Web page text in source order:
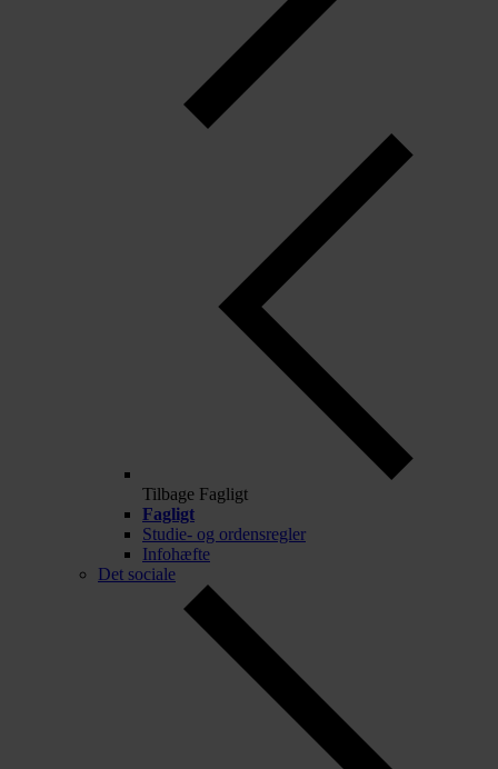
Tilbage Fagligt
Fagligt
Studie- og ordensregler
Infohæfte
Det sociale